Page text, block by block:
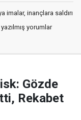
imalar, inançlara saldırı
yorumlar
Gözde
Rekabet